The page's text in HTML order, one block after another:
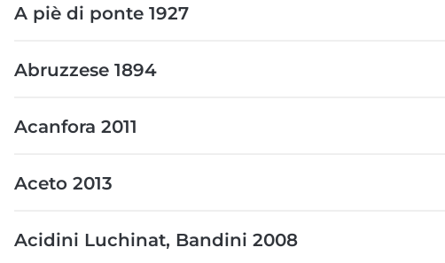
A piè di ponte 1927
Abruzzese 1894
Acanfora 2011
Aceto 2013
Acidini Luchinat, Bandini 2008